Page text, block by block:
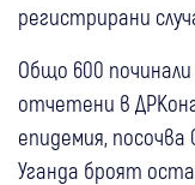
регистрирани
Общо 600 починали
отчетени в
епидемия, посочва
Уганда броят